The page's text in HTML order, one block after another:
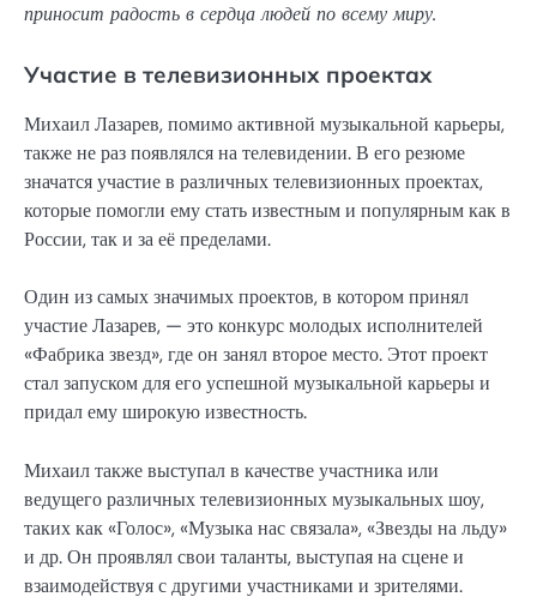
приносит радость в сердца людей по всему миру.
Участие в телевизионных проектах
Михаил Лазарев, помимо активной музыкальной карьеры,
также не раз появлялся на телевидении. В его резюме
значатся участие в различных телевизионных проектах,
которые помогли ему стать известным и популярным как в
России, так и за её пределами.
Один из самых значимых проектов, в котором принял
участие Лазарев, — это конкурс молодых исполнителей
«Фабрика звезд», где он занял второе место. Этот проект
стал запуском для его успешной музыкальной карьеры и
придал ему широкую известность.
Михаил также выступал в качестве участника или
ведущего различных телевизионных музыкальных шоу,
таких как «Голос», «Музыка нас связала», «Звезды на льду»
и др. Он проявлял свои таланты, выступая на сцене и
взаимодействуя с другими участниками и зрителями.